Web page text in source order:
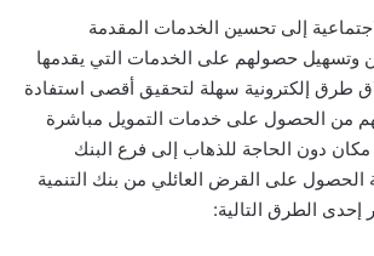
إلى تحسين الخدمات المقدمة
وتسهيل حصولهم على الخدمات التي يقدمها
طرق إلكترونية سهلة لتحقيق أقصى استفادة
من الحصول على خدمات التمويل مباشرة
دون الحاجة للذهاب إلى فرع البنك
على القرض العائلي من بنك التنمية